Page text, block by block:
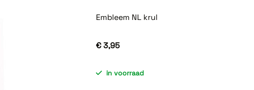
Embleem NL krul
€ 3,95
in voorraad